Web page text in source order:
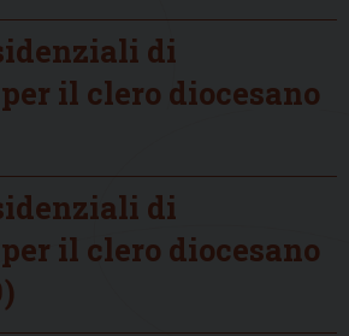
di
il clero diocesano
di
il clero diocesano